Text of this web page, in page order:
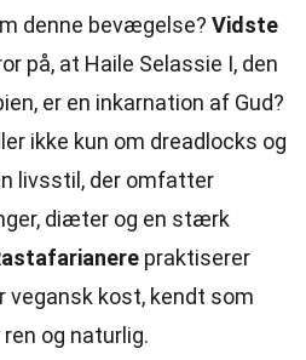
denne bevægelse? Vidste
på, at Haile Selassie I, den
er en inkarnation af Gud?
ikke kun om dreadlocks og
livsstil, der omfatter
diæter og en stærk
praktiserer
vegansk kost, kendt som
og naturlig.